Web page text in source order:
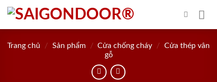
Skip
content
Trang chủ / Sản phẩm / Cửa chống cháy /
Cửa thép vân
gỗ